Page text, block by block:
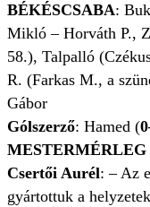
BÉKÉSCSABA:
Mikló – Horváth P.,
58.), Talpalló
R. (Farkas M., a
Gábor
Gólszerző: Hamed (
MESTERMÉRLEG
Csertői Aurél: – Az
gyártottuk a